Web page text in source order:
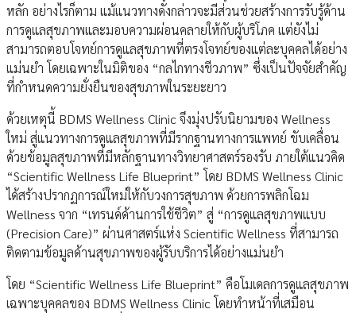
หลัก อย่างไรก็ตาม แม้แนวทางดังกล่าวจะมีส่วนช่วยสร้างการรับรู้ด้าน
การดูแลสุขภาพและมอบความผ่อนคลายให้กับผู้บริโภค แต่ยังไม่
สามารถตอบโจทย์การดูแลสุขภาพที่ตรงโจทย์ของแต่ละบุคคลได้อย่าง
แม่นยำ โดยเฉพาะในมิติของ “กลไกทางชีวภาพ” ซึ่งเป็นปัจจัยสำคัญ
ที่กำหนดความยั่งยืนของสุขภาพในระยะยาว
ด้วยเหตุนี้ BDMS Wellness Clinic จึงมุ่งปรับนิยามของ Wellness
ใหม่ สู่แนวทางการดูแลสุขภาพที่มีรากฐานทางการแพทย์ ขับเคลื่อน
ด้วยข้อมูลสุขภาพที่มีหลักฐานทางวิทยาศาสตร์รองรับ ภายใต้แนวคิด
“Scientific Wellness Life Blueprint” โดย BDMS Wellness Clinic
ได้สร้างปรากฏการณ์ใหม่ให้กับวงการสุขภาพ ด้วยการพลิกโฉม
Wellness จาก “เทรนด์ด้านการใช้ชีวิต” สู่ “การดูแลสุขภาพแบบ
(Precision Care)” ผ่านศาสตร์แห่ง Scientific Wellness ที่สามารถ
ติดตามข้อมูลด้านสุขภาพของผู้รับบริการได้อย่างแม่นยำ
โดย “Scientific Wellness Life Blueprint” คือโมเดลการดูแลสุขภาพ
เฉพาะบุคคลของ BDMS Wellness Clinic โดยทำหน้าที่เสมือน